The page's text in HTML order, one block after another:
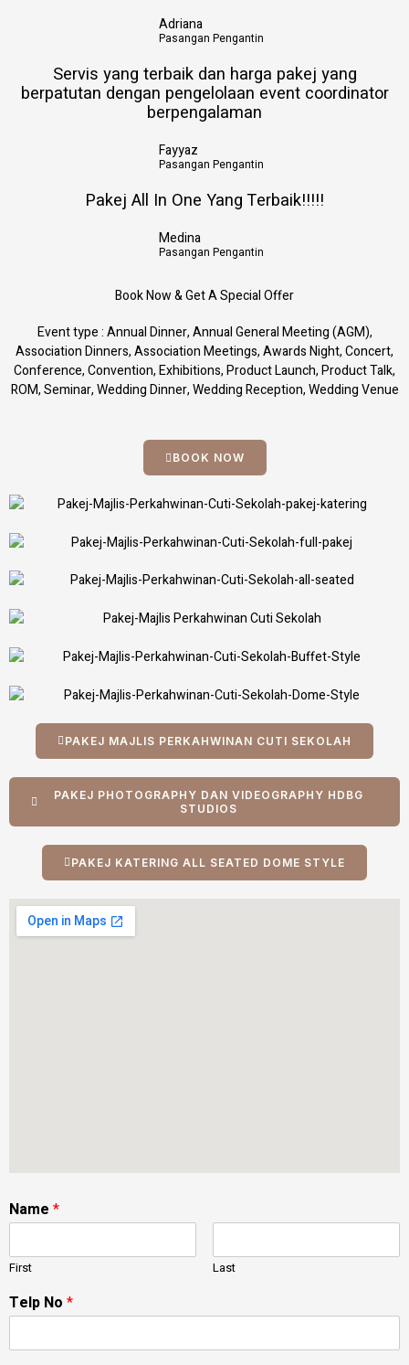
Adriana
Pasangan Pengantin
Servis yang terbaik dan harga pakej yang
berpatutan dengan pengelolaan event coordinator
berpengalaman
Fayyaz
Pasangan Pengantin
Pakej All In One Yang Terbaik!!!!!
Medina
Pasangan Pengantin
Book Now & Get A Special Offer
Event type : Annual Dinner, Annual General Meeting (AGM),
Association Dinners, Association Meetings, Awards Night, Concert,
Conference, Convention, Exhibitions, Product Launch, Product Talk,
ROM, Seminar, Wedding Dinner, Wedding Reception, Wedding Venue
BOOK NOW
PAKEJ MAJLIS PERKAHWINAN CUTI SEKOLAH
PAKEJ PHOTOGRAPHY DAN VIDEOGRAPHY HDBG
STUDIOS
PAKEJ KATERING ALL SEATED DOME STYLE
Name *
First Last
Telp No *